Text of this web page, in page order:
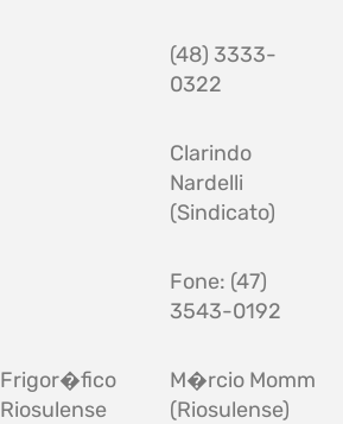
(48) 3333-
0322
Clarindo
Nardelli
(Sindicato)
Fone: (47)
3543-0192
Frigor�fico
Riosulense
M�rcio Momm
(Riosulense)